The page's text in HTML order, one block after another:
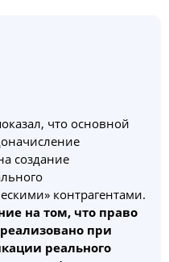
что основной
создание
контрагентами.
на том, что право
при
реального